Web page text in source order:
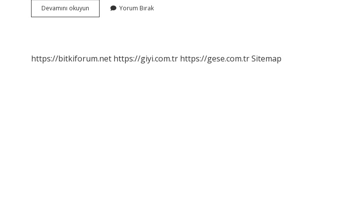
Devamını okuyun
Göze
Yorum Bırak
https://bitkiforum.net https://giyi.com.tr https://gese.com.trSitemap